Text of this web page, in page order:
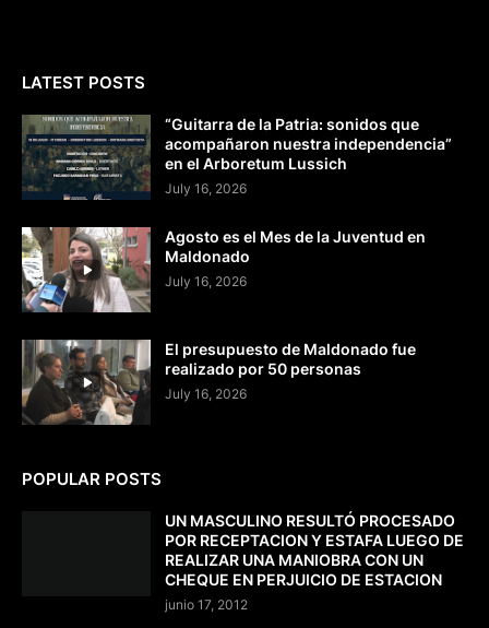
LATEST POSTS
“Guitarra de la Patria: sonidos que
acompañaron nuestra independencia”
en el Arboretum Lussich
July 16, 2026
Agosto es el Mes de la Juventud en
Maldonado
July 16, 2026
El presupuesto de Maldonado fue
realizado por 50 personas
July 16, 2026
POPULAR POSTS
UN MASCULINO RESULTÓ PROCESADO
POR RECEPTACION Y ESTAFA LUEGO DE
REALIZAR UNA MANIOBRA CON UN
CHEQUE EN PERJUICIO DE ESTACION
junio 17, 2012